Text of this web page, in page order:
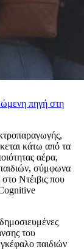
πηγή στη
κάτω από τα
αέρα,
σύμφωνα
Ντέιβις που
του
παιδιών